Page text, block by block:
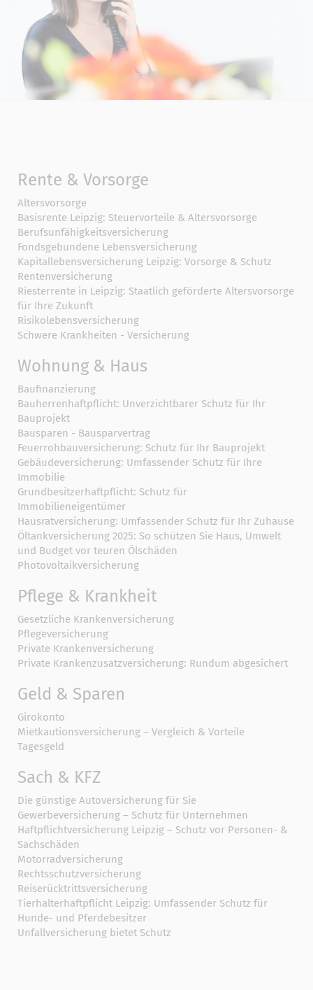
Rente & Vorsorge
Altersvorsorge
Basisrente Leipzig: Steuervorteile & Altersvorsorge
Berufs­unfähigkeitsversicherung
Fondsgebundene Lebensversicherung
Kapitallebensversicherung Leipzig: Vorsorge & Schutz
Rentenversicherung
Riesterrente in Leipzig: Staatlich geförderte Altersvorsorge
für Ihre Zukunft
Risikolebensversicherung
Schwere Krankheiten - Versicherung
Wohnung & Haus
Baufinanzierung
Bauherrenhaftpflicht: Unverzichtbarer Schutz für Ihr
Bauprojekt
Bausparen - Bausparvertrag
Feuerrohbauversicherung: Schutz für Ihr Bauprojekt
Gebäudeversicherung: Umfassender Schutz für Ihre
Immobilie
Grundbesitzerhaftpflicht: Schutz für
Immobilieneigentümer
Hausratversicherung: Umfassender Schutz für Ihr Zuhause
Öltankversicherung 2025: So schützen Sie Haus, Umwelt
und Budget vor teuren Ölschäden
Photovoltaikversicherung
Pflege & Krankheit
Gesetzliche Krankenversicherung
Pflegeversicherung
Private Krankenversicherung
Private Krankenzusatzversicherung: Rundum abgesichert
Geld & Sparen
Girokonto
Mietkautionsversicherung – Vergleich & Vorteile
Tagesgeld
Sach & KFZ
Die günstige Autoversicherung für Sie
Gewerbeversicherung – Schutz für Unternehmen
Haftpflichtversicherung Leipzig – Schutz vor Personen- &
Sachschäden
Motorradversicherung
Rechtsschutzversicherung
Reiserücktrittsversicherung
Tierhalterhaftpflicht Leipzig: Umfassender Schutz für
Hunde- und Pferdebesitzer
Unfallversicherung bietet Schutz